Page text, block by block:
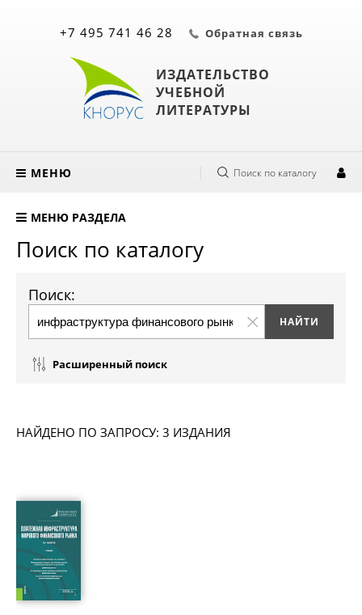
ИЗДАТЕЛЬСТВО
УЧЕБНОЙ
ЛИТЕРАТУРЫ
+7 495 741 46 28 Обратная связь
МЕНЮ Поиск по каталогу
МЕНЮ РАЗДЕЛА
Поиск по каталогу
Поиск:
Расширенный поиск
НАЙДЕНО ПО ЗАПРОСУ: 3 ИЗДАНИЯ